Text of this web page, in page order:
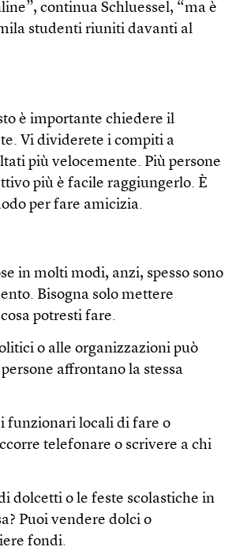
continua Schluessel, “ma è
studenti riuniti davanti al
è importante chiedere il
Vi dividerete i compiti a
più velocemente. Più persone
più è facile raggiungerlo. È
per fare amicizia.
in molti modi, anzi, spesso sono
Bisogna solo mettere
potresti fare.
o alle organizzazioni può
affrontano la stessa
funzionari locali di fare o
telefonare o scrivere a chi
dolcetti o le feste scolastiche in
Puoi vendere dolci o
fondi.